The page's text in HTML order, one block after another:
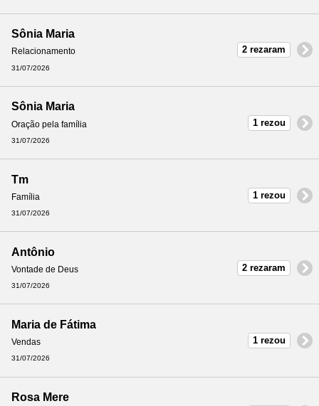
Sônia Maria
Relacionamento
31/07/2026
2 rezaram
Sônia Maria
Oração pela família
31/07/2026
1 rezou
Tm
Família
31/07/2026
1 rezou
Antônio
Vontade de Deus
31/07/2026
2 rezaram
Maria de Fátima
Vendas
31/07/2026
1 rezou
Rosa Mere